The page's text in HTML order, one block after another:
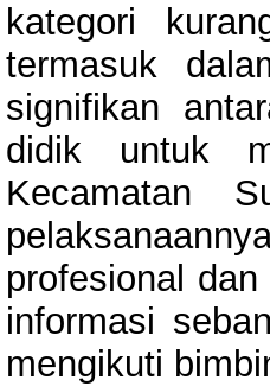
kategori
termasuk
signifikan
didik untuk
Kecamatan
profesional
informasi
mengikuti